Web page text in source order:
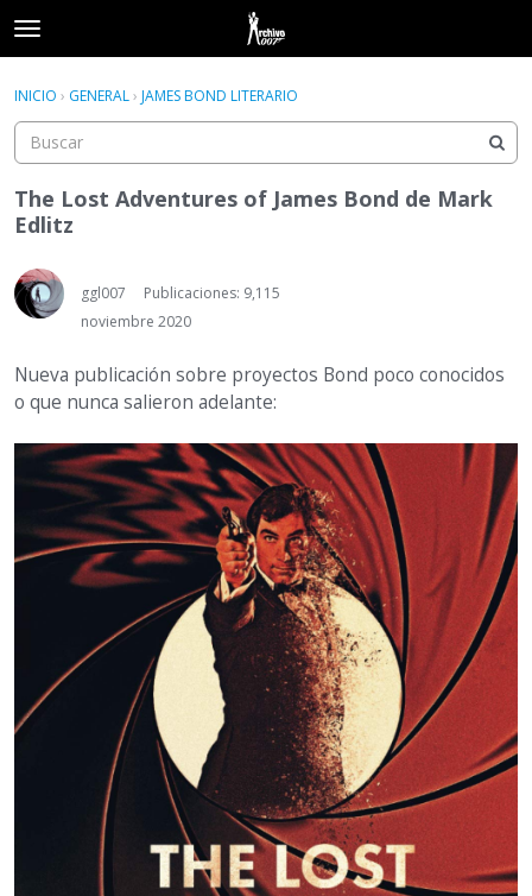
t
o
g
e
m
e
n
u
Acceder Registrarse
Hilos
Actividad
Acceder Registrarse
INICIO › GENERAL› JAMES BOND LITERARIO
The Lost Adventures of James Bond de Mark
Edlitz
ggl007
Publicaciones: 9,115
noviembre 2020
Nueva publicación sobre proyectos Bond poco conocidos
o que nunca salieron adelante: